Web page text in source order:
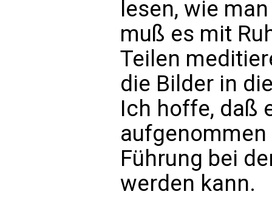
lesen, wie
muß es mit
Teilen
die Bilder in
Ich hoffe, daß
Führung bei
werden kann.